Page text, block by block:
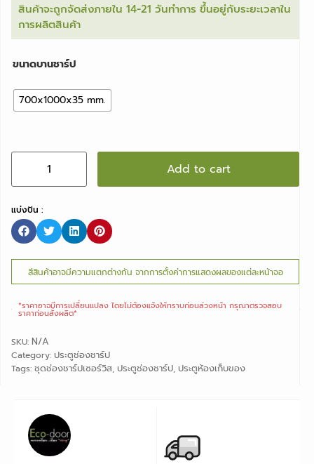
สินค้าจะถูกจัดส่งภายใน 14-21 วันทำการ ขึ้นอยู่กับระยะเวลาใน
การผลิตสินค้า
ขนาดบานชาร์ป
700x1000x35 mm.
Add to cart
แบ่งปัน :
สีสินค้าอาจมีความแตกต่างกัน จากการตั้งค่าการแสดงผลของแต่ละหน้าจอ
*ราคาอาจมีการเปลี่ยนแปลง ไดยไม่ต้องแจ้งให้ทราบก่อนล่วงหน้า กรุณาตรวจสอบ
ราคาก่อนสั่งผลิต*
SKU: N/A
Category: ประตูช่องชาร์ป
Tags: ชุดช่องชาร์ปเซอร์วิส, ประตูช่องชาร์ป, ประตูห้องเก็บของ